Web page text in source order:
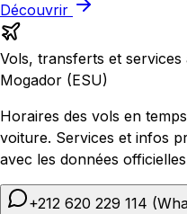
Découvrir
Vols, transferts et
Mogador (ESU)
Horaires des vols en
voiture. Services et infos
avec les données
+212 620 229 114